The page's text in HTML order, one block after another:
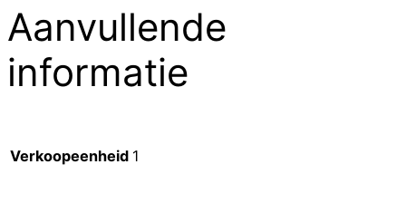
Aanvullende
informatie
Verkoopeenheid 1